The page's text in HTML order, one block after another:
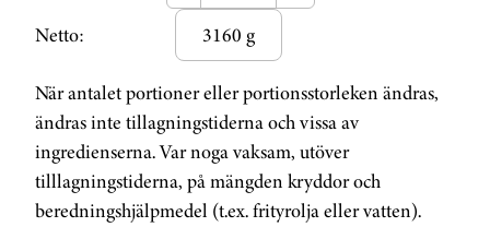
Netto:
3160 g
När antalet portioner eller portionsstorleken ändras,
ändras inte tillagningstiderna och vissa av
ingredienserna. Var noga vaksam, utöver
tilllagningstiderna, på mängden kryddor och
beredningshjälpmedel (t.ex. frityrolja eller vatten).